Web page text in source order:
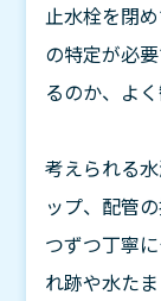
止水栓を閉
の特定が必
るのか、よ
考えられる
ップ、配管
つずつ丁寧
れ跡や水た